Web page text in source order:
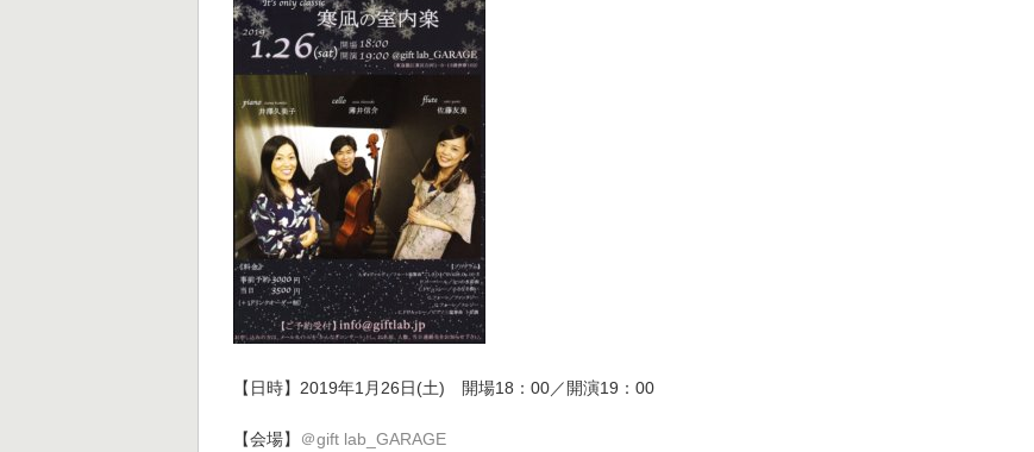
【日時】2019年1月26日(土) 開場18：00／開演19：00
【会場】 ＠gift lab_GARAGE